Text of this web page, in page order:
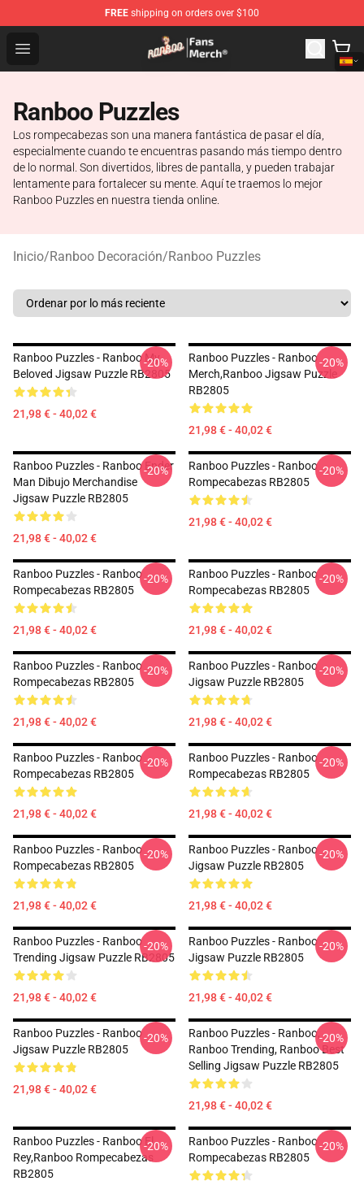
FREE shipping on orders over $100
Open menu
Ranboo Store - Official Ranboo Merchandise Shop
Ranboo Puzzles
Los rompecabezas son una manera fantástica de pasar el día,
especialmente cuando te encuentras pasando más tiempo dentro
de lo normal. Son divertidos, libres de pantalla, y pueden trabajar
lentamente para fortalecer su mente. Aquí te traemos lo mejor
Ranboo Puzzles en nuestra tienda online.
Inicio/Ranboo Decoración/Ranboo Puzzles
Ranboo Puzzles - Ranboo My
Beloved Jigsaw Puzzle RB2805
21,98 € - 40,02 €
-20%
Ranboo Puzzles - Ranboo
Merch,Ranboo Jigsaw Puzzle
RB2805
21,98 € - 40,02 €
-20%
Ranboo Puzzles - Ranboo Ender
Man Dibujo Merchandise
Jigsaw Puzzle RB2805
21,98 € - 40,02 €
-20%
Ranboo Puzzles - Ranboo
Rompecabezas RB2805
21,98 € - 40,02 €
-20%
Ranboo Puzzles - Ranboo
Rompecabezas RB2805
21,98 € - 40,02 €
-20%
Ranboo Puzzles - Ranboo
Rompecabezas RB2805
21,98 € - 40,02 €
-20%
Ranboo Puzzles - Ranboo
Rompecabezas RB2805
21,98 € - 40,02 €
-20%
Ranboo Puzzles - Ranboo
Jigsaw Puzzle RB2805
21,98 € - 40,02 €
-20%
Ranboo Puzzles - Ranboo
Rompecabezas RB2805
21,98 € - 40,02 €
-20%
Ranboo Puzzles - Ranboo
Rompecabezas RB2805
21,98 € - 40,02 €
-20%
Ranboo Puzzles - Ranboo
Rompecabezas RB2805
21,98 € - 40,02 €
-20%
Ranboo Puzzles - Ranboo
Jigsaw Puzzle RB2805
21,98 € - 40,02 €
-20%
Ranboo Puzzles - Ranboo
Trending Jigsaw Puzzle RB2805
21,98 € - 40,02 €
-20%
Ranboo Puzzles - Ranboo
Jigsaw Puzzle RB2805
21,98 € - 40,02 €
-20%
Ranboo Puzzles - Ranboo
Jigsaw Puzzle RB2805
21,98 € - 40,02 €
-20%
Ranboo Puzzles - Ranboo,
Ranboo Trending, Ranboo Best
Selling Jigsaw Puzzle RB2805
21,98 € - 40,02 €
-20%
Ranboo Puzzles - Ranboo El
Rey,Ranboo Rompecabezas
RB2805
-20%
Ranboo Puzzles - Ranboo
Rompecabezas RB2805
-20%